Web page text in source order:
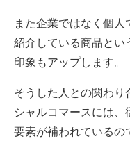
また企業ではなく個
紹介している商品とい
印象もアップします。
そうした人との関わ
シャルコマースには
要素が補われているの